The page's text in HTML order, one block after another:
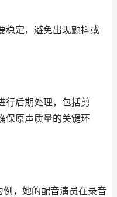
稳定，避免出现颤抖或
行后期处理，包括剪
保原声质量的关键环
例，她的配音演员在录音